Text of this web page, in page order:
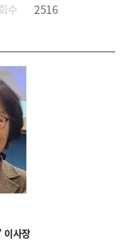
수 2516
이사장